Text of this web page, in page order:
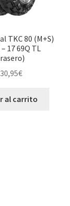
TKC 80 (M+S)
17 69Q TL
€
al carrito